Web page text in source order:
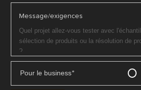
Message/exigences
Pour le business*